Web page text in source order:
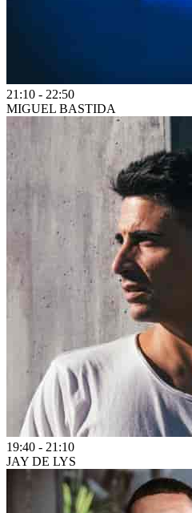
21:10 - 22:50
MIGUEL BASTIDA
19:40 - 21:10
JAY DE LYS